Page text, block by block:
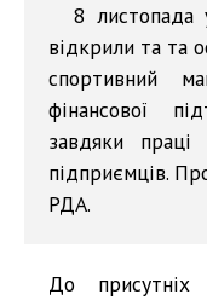
8 листопада
відкрили та та
спортивний
фінансової
завдяки праці
підприємців.
РДА.
До присутніх